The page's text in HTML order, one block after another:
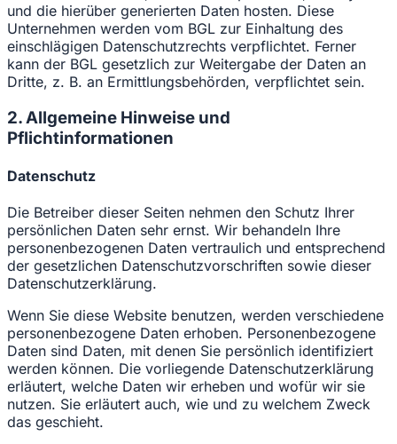
und die hierüber generierten Daten hosten. Diese
Unternehmen werden vom BGL zur Einhaltung des
einschlägigen Datenschutzrechts verpflichtet. Ferner
kann der BGL gesetzlich zur Weitergabe der Daten an
Dritte, z. B. an Ermittlungsbehörden, verpflichtet sein.
2. Allgemeine Hinweise und
Pflichtinformationen
Datenschutz
Die Betreiber dieser Seiten nehmen den Schutz Ihrer
persönlichen Daten sehr ernst. Wir behandeln Ihre
personenbezogenen Daten vertraulich und entsprechend
der gesetzlichen Datenschutzvorschriften sowie dieser
Datenschutzerklärung.
Wenn Sie diese Website benutzen, werden verschiedene
personenbezogene Daten erhoben. Personenbezogene
Daten sind Daten, mit denen Sie persönlich identifiziert
werden können. Die vorliegende Datenschutzerklärung
erläutert, welche Daten wir erheben und wofür wir sie
nutzen. Sie erläutert auch, wie und zu welchem Zweck
das geschieht.